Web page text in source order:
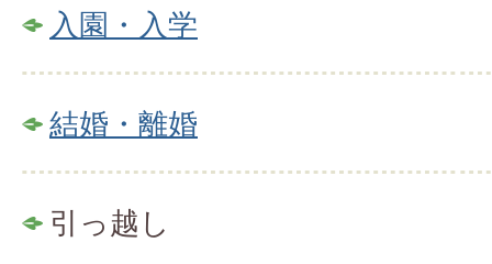
入園・入学
結婚・離婚
引っ越し